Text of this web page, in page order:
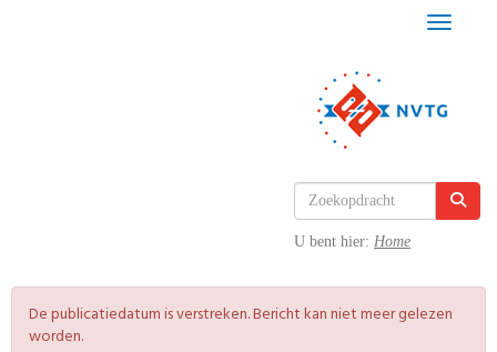
Toggle
U bent hier: Home
De publicatiedatum is verstreken. Bericht kan niet meer gelezen
worden.